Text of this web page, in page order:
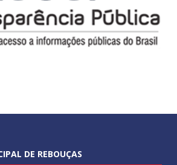
DE REBOUÇAS